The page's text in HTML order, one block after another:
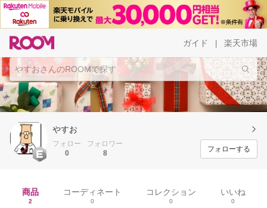
ガイド 楽天市場
やすお
フォロー
0
フォロワー
8
フォローする
商品
2
コーディネート
0
コレクション
0
いいね
0